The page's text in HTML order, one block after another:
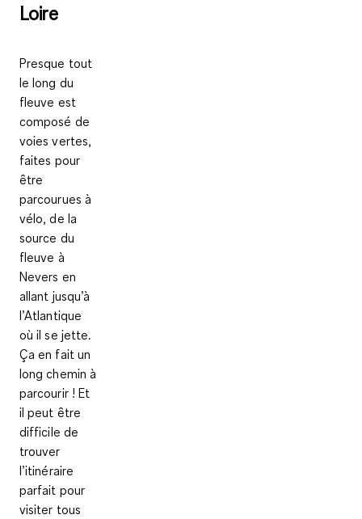
Loire
Presque tout
le long du
fleuve est
composé de
voies vertes,
faites pour
être
parcourues à
vélo, de la
source du
fleuve à
Nevers en
allant jusqu’à
l’Atlantique
où il se jette.
Ça en fait un
long chemin à
parcourir ! Et
il peut être
difficile de
trouver
l’itinéraire
parfait pour
visiter tous